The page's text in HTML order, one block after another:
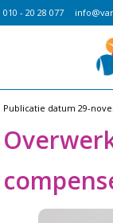
010 - 20 28 077
Publicatie datum 29-